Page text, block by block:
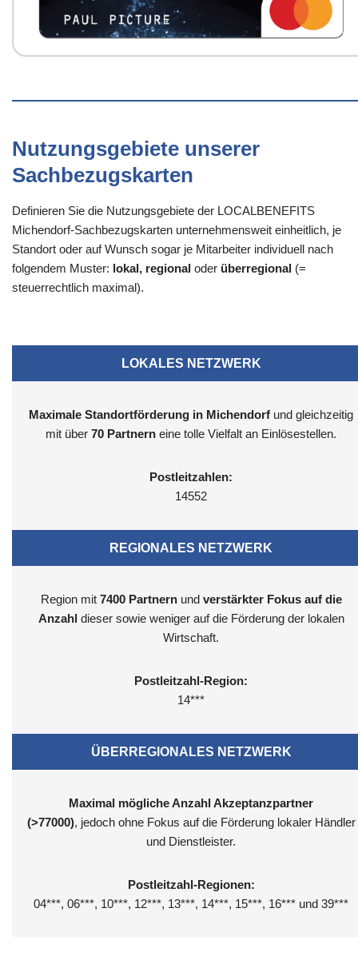
Nutzungsgebiete unserer
Sachbezugskarten
Definieren Sie die Nutzungsgebiete der LOCALBENEFITS
Michendorf-Sachbezugskarten unternehmensweit einheitlich, je
Standort oder auf Wunsch sogar je Mitarbeiter individuell nach
folgendem Muster: lokal, regional oder überregional (=
steuerrechtlich maximal).
LOKALES NETZWERK
Maximale Standortförderung in Michendorf und gleichzeitig
mit über 70 Partnern eine tolle Vielfalt an Einlösestellen.
Postleitzahlen:
14552
REGIONALES NETZWERK
Region mit 7400 Partnernund verstärkter Fokus auf die
Anzahl dieser sowie weniger auf die Förderung der lokalen
Wirtschaft.
Postleitzahl-Region:
14***
ÜBERREGIONALES NETZWERK
Maximal mögliche Anzahl Akzeptanzpartner
(>77000), jedoch ohne Fokus auf die Förderung lokaler Händler
und Dienstleister.
Postleitzahl-Regionen:
04***, 06***, 10***, 12***, 13***, 14***, 15***, 16*** und 39***